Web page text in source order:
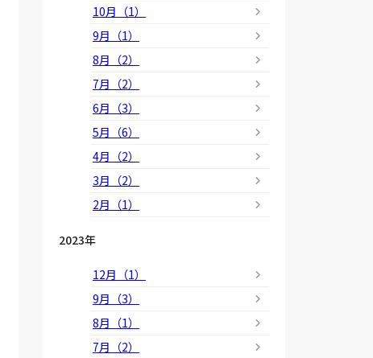
10月（1）
9月（1）
8月（2）
7月（2）
6月（3）
5月（6）
4月（2）
3月（2）
2月（1）
2023年
12月（1）
9月（3）
8月（1）
7月（2）